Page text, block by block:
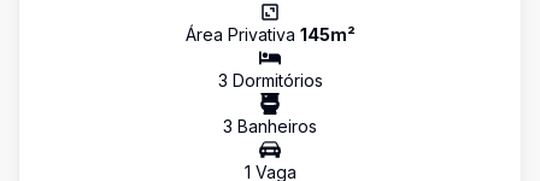
Área Privativa 145m²
3 Dormitórios
3 Banheiros
1 Vaga